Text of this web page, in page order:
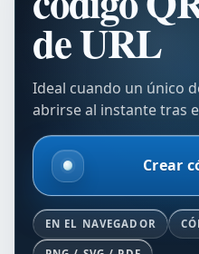
de URL
Ideal cuando un único
abrirse al instante tras
Crear
EN EL NAVEGADOR